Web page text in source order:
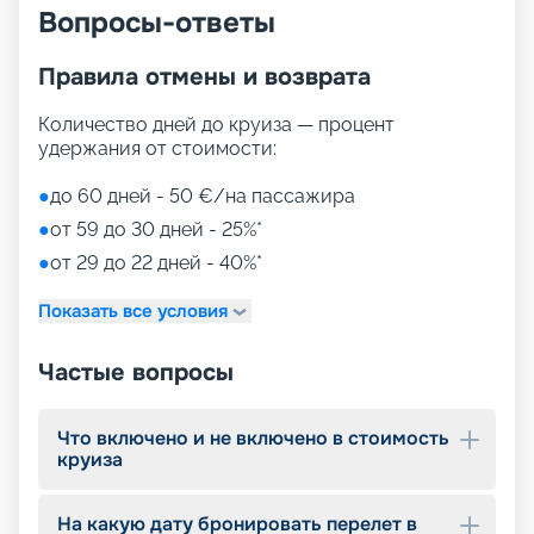
общественных пространств теплохода
составляет 39 тыс. м2, из них внешних – 15 тыс.
м2, открытые кормовые террасы позволяют с
удобством наслаждаться морскими видами.
тематические зоны с особым интерьером –
семейные, детские, молодежные и другие.
бассейны, магазины, бары, променады и другие
места отдыха, не уступающие по разнообразию
городским улицам. Особенно популярны:
• аквапарк с технологией виртуальной
реальности;
• сухая спиральная горка Venom Drop для спуска
• 90-метровая прогулочная зона на открытой
накрытый светодиодным куполом;
• Duti-free shopping;
процедур на площади 1000 м2;
Вопросы-ответы
Правила отмены и возврата
Количество дней до круиза — процент
удержания от стоимости:
●до 60 дней - 50 €/на пассажира
●от 59 до 30 дней - 25%*
●от 29 до 22 дней - 40%*
Показать все условия
Частые вопросы
Что включено и не включено в стоимость
круиза
На какую дату бронировать перелет в